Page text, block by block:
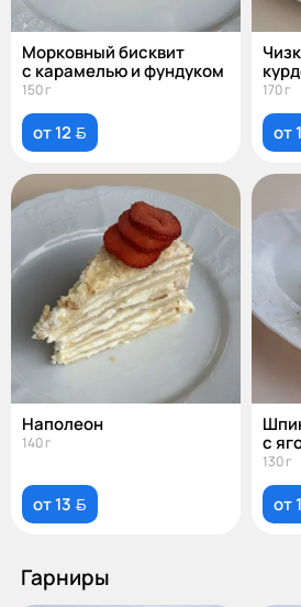
Морковный бисквит
с карамелью и фундуком
150 г
от 12 
170 г
от
Наполеон
140 г
от 13 
с
130 г
от
Гарниры